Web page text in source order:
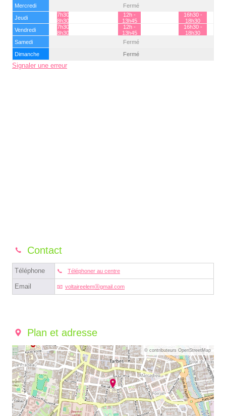
Mercredi
Fermé
Jeudi
7h30 -
8h30
12h -
13h45
16h30 -
18h30
Vendredi
7h30 -
8h30
12h -
13h45
16h30 -
18h30
Samedi
Fermé
Dimanche
Fermé
Signaler une erreur
Contact
Téléphone Téléphoner au centre
Email voltaireelemⓐgmail.com
Plan et adresse
© contributeurs OpenStreetMap